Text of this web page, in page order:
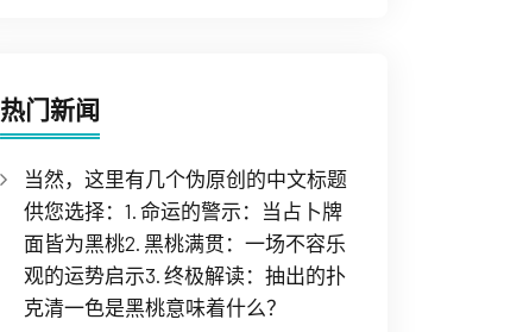
热门新闻
当然，这里有几个伪原创的中文标题
供您选择：1. 命运的警示：当占卜牌
面皆为黑桃2. 黑桃满贯：一场不容乐
观的运势启示3. 终极解读：抽出的扑
克清一色是黑桃意味着什么？